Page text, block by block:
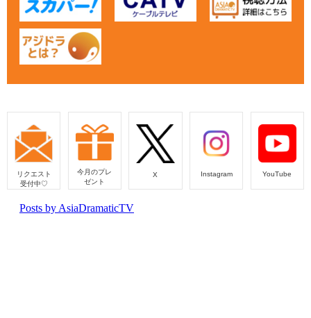
リクエスト
受付中♡
今月のプレ
ゼント
X Instagram YouTube